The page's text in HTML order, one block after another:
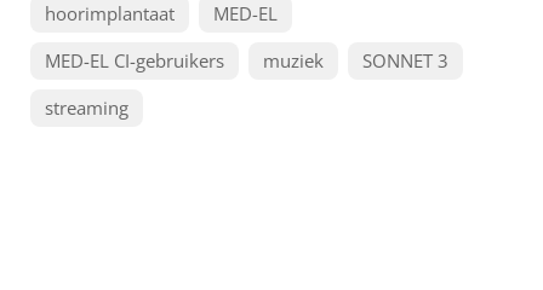
hoorimplantaat
MED-EL
MED-EL CI-gebruikers
muziek
SONNET 3
streaming